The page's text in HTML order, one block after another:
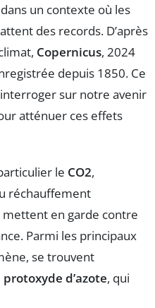
un contexte où les
des records. D’après
Copernicus, 2024
depuis 1850. Ce
sur notre avenir
atténuer ces effets
le CO2,
réchauffement
en garde contre
Parmi les principaux
se trouvent
protoxyde d’azote, qui